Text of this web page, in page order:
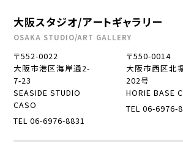
大阪スタジオ/アートギャラリー
OSAKA STUDIO/ART GALLERY
〒552-0022
大阪市港区海岸通2-
7-23
SEASIDE STUDIO
CASO
TEL 06-6976-8831
〒550-0014
大阪市西区北
202号
HORIE BASE
TEL 06-6976-